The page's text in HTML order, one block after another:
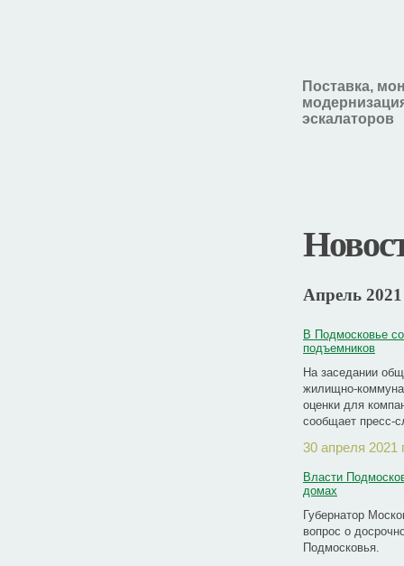
Поставка,
эскалаторов
Апрель 2021
В Подмосковье
подъемников
На заседании
жилищно-
оценки для
сообщает пресс-
30 апреля 2021
Власти
домах
Губернатор
вопрос о
Подмосковья.